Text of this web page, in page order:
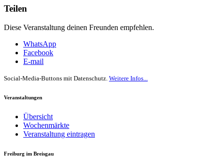
Teilen
Diese Veranstaltung deinen Freunden empfehlen.
WhatsApp
Facebook
E-mail
Social-Media-Buttons mit Datenschutz. Weitere Infos...
Veranstaltungen
Übersicht
Wochenmärkte
Veranstaltung eintragen
Freiburg im Breisgau